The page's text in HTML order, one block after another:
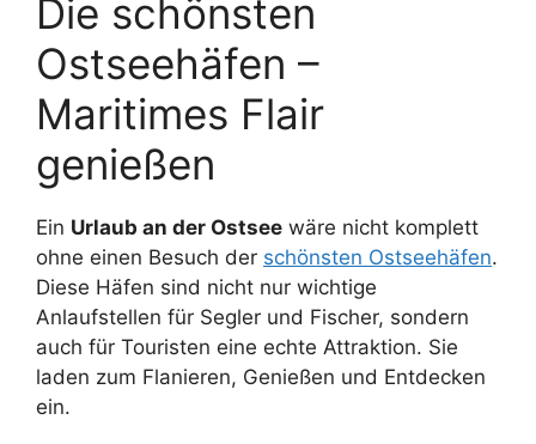
Die schönsten
Ostseehäfen –
Maritimes Flair
genießen
Ein Urlaub an der Ostsee wäre nicht komplett
ohne einen Besuch der schönsten Ostseehäfen.
Diese Häfen sind nicht nur wichtige
Anlaufstellen für Segler und Fischer, sondern
auch für Touristen eine echte Attraktion. Sie
laden zum Flanieren, Genießen und Entdecken
ein.